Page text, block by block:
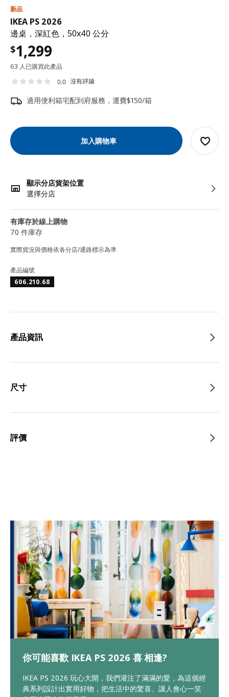
新品
IKEA PS 2026
邊桌，深紅色，50x40 公分
$1,299
63 人已購買此產品
0.0 沒有評論
適用便利箱宅配到府服務，運費$150/箱
加入購物車
顯示分店貨架位置
選擇分店
有庫存於線上購物
70 件庫存
實際貨況與價格依各分店/通路標示為準
產品編號
606.210.68
產品資訊
尺寸
評價
你可能喜歡 IKEA PS 2026 喜 相逢?
IKEA PS 2026 玩心大開，我們灌注了滿滿的愛，為這個經
典系列設計出實用好物，把生活中的驚喜、讓人會心一笑